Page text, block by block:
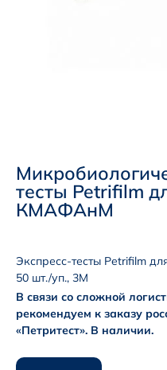
тесты Petrifilm
КМАФАнМ
Экспресс-тесты Petrifilm
50 шт./уп., 3M
В связи со сложной
рекомендуем к заказу
«Петритест». В наличии.